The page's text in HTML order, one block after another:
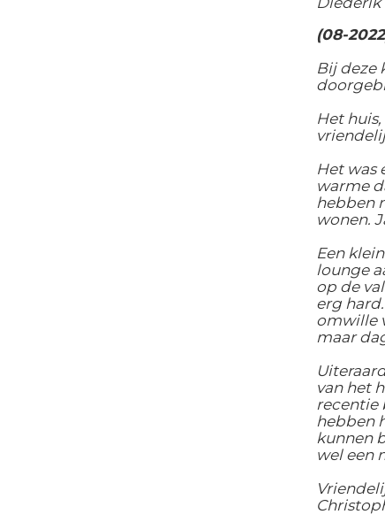
(08-
Bij deze
Het
Het was
warme
hebben
wonen.
Een
lounge
op de
erg
omwille
maar
van het
recentie
hebben
kunnen
wel een